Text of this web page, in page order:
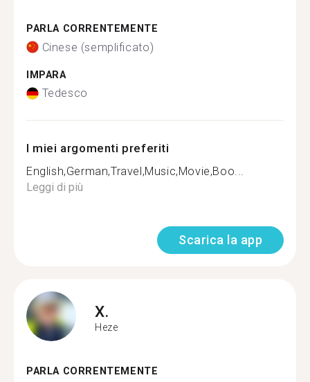
PARLA CORRENTEMENTE
Cinese (semplificato)
IMPARA
Tedesco
I miei argomenti preferiti
English,German,Travel,Music,Movie,Boo...
Leggi di più
Scarica la app
X.
Heze
PARLA CORRENTEMENTE